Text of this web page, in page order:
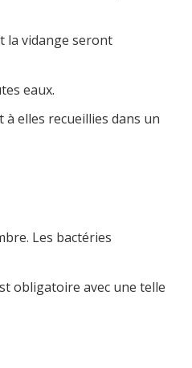
la vidange seront
eaux.
elles recueillies dans un
Les bactéries
obligatoire avec une telle